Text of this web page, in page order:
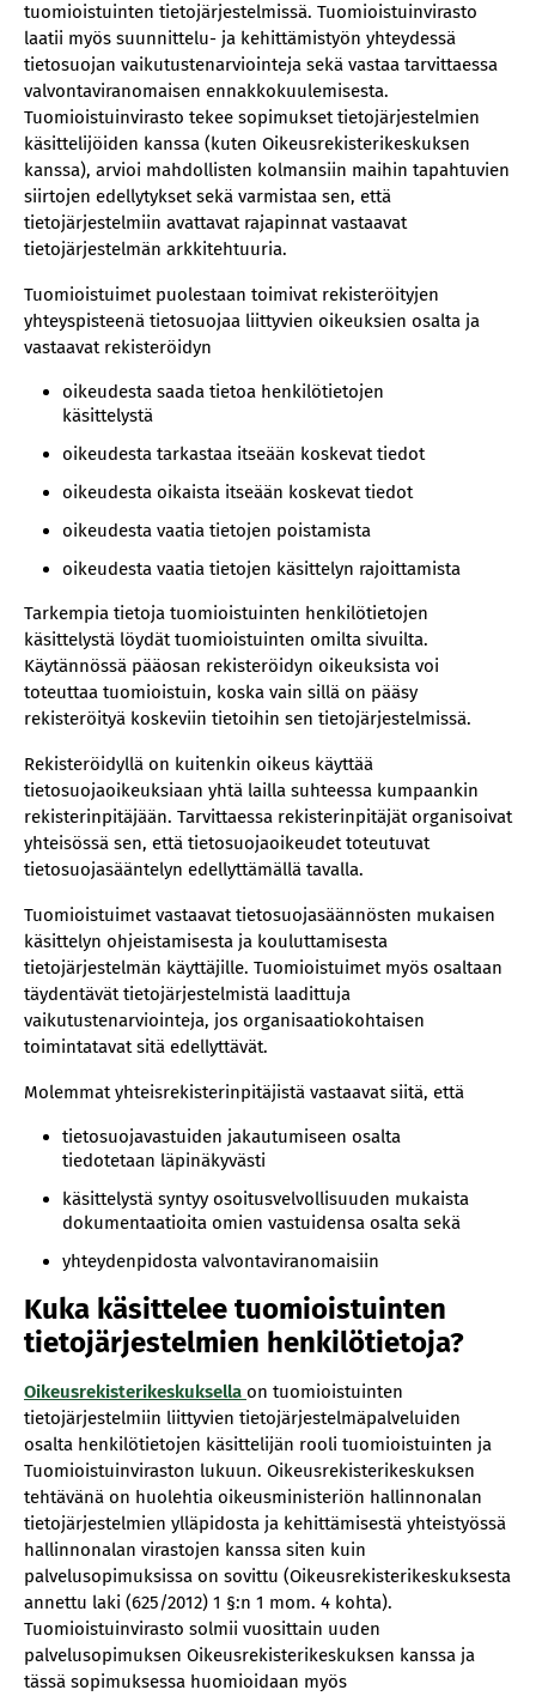
tuomioistuinten tietojärjestelmissä. Tuomioistuinvirasto
laatii myös suunnittelu- ja kehittämistyön yhteydessä
tietosuojan vaikutustenarviointeja sekä vastaa tarvittaessa
valvontaviranomaisen ennakkokuulemisesta.
Tuomioistuinvirasto tekee sopimukset tietojärjestelmien
käsittelijöiden kanssa (kuten Oikeusrekisterikeskuksen
kanssa), arvioi mahdollisten kolmansiin maihin tapahtuvien
siirtojen edellytykset sekä varmistaa sen, että
tietojärjestelmiin avattavat rajapinnat vastaavat
tietojärjestelmän arkkitehtuuria.
Tuomioistuimet puolestaan toimivat rekisteröityjen
yhteyspisteenä tietosuojaa liittyvien oikeuksien osalta ja
vastaavat rekisteröidyn
oikeudesta saada tietoa henkilötietojen
käsittelystä
oikeudesta tarkastaa itseään koskevat tiedot
oikeudesta oikaista itseään koskevat tiedot
oikeudesta vaatia tietojen poistamista
oikeudesta vaatia tietojen käsittelyn rajoittamista
Tarkempia tietoja tuomioistuinten henkilötietojen
käsittelystä löydät tuomioistuinten omilta sivuilta.
Käytännössä pääosan rekisteröidyn oikeuksista voi
toteuttaa tuomioistuin, koska vain sillä on pääsy
rekisteröityä koskeviin tietoihin sen tietojärjestelmissä.
Rekisteröidyllä on kuitenkin oikeus käyttää
tietosuojaoikeuksiaan yhtä lailla suhteessa kumpaankin
rekisterinpitäjään. Tarvittaessa rekisterinpitäjät organisoivat
yhteisössä sen, että tietosuojaoikeudet toteutuvat
tietosuojasääntelyn edellyttämällä tavalla.
Tuomioistuimet vastaavat tietosuojasäännösten mukaisen
käsittelyn ohjeistamisesta ja kouluttamisesta
tietojärjestelmän käyttäjille. Tuomioistuimet myös osaltaan
täydentävät tietojärjestelmistä laadittuja
vaikutustenarviointeja, jos organisaatiokohtaisen
toimintatavat sitä edellyttävät.
Molemmat yhteisrekisterinpitäjistä vastaavat siitä, että
tietosuojavastuiden jakautumiseen osalta
tiedotetaan läpinäkyvästi
käsittelystä syntyy osoitusvelvollisuuden mukaista
dokumentaatioita omien vastuidensa osalta sekä
yhteydenpidosta valvontaviranomaisiin
Kuka käsittelee tuomioistuinten
tietojärjestelmien henkilötietoja?
Oikeusrekisterikeskuksella on tuomioistuinten
tietojärjestelmiin liittyvien tietojärjestelmäpalveluiden
osalta henkilötietojen käsittelijän rooli tuomioistuinten ja
Tuomioistuinviraston lukuun. Oikeusrekisterikeskuksen
tehtävänä on huolehtia oikeusministeriön hallinnonalan
tietojärjestelmien ylläpidosta ja kehittämisestä yhteistyössä
hallinnonalan virastojen kanssa siten kuin
palvelusopimuksissa on sovittu (Oikeusrekisterikeskuksesta
annettu laki (625/2012) 1 §:n 1 mom. 4 kohta).
Tuomioistuinvirasto solmii vuosittain uuden
palvelusopimuksen Oikeusrekisterikeskuksen kanssa ja
tässä sopimuksessa huomioidaan myös